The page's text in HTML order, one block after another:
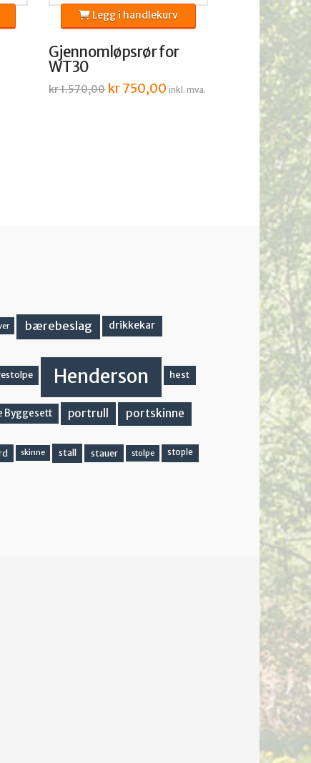
Gjennomløpsrør for
WT30
kr1.570,00 Opprinnelig
pris
kr750,00 Nåværende
pris
inkl. mva.
Legg i handlekurv
bærebeslag drikkekar
Henderson hest
Byggesett portrull portskinne
skinne stall stauer stolpe stople